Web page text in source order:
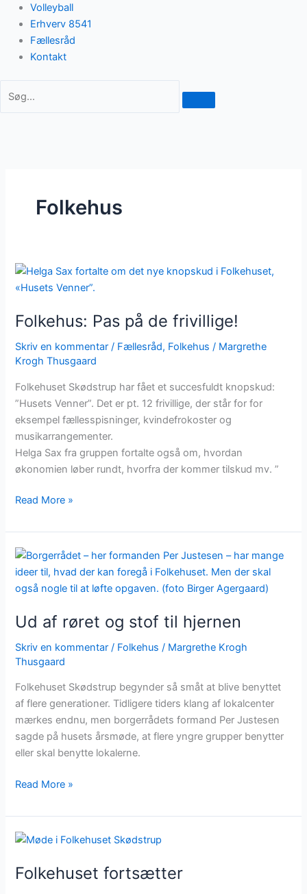
Volleyball
Erhverv 8541
Fællesråd
Kontakt
Folkehus
Folkehus: Pas på de frivillige!
Skriv en kommentar / Fællesråd, Folkehus / Margrethe
Krogh Thusgaard
Folkehuset Skødstrup har fået et succesfuldt knopskud:
”Husets Venner”. Det er pt. 12 frivillige, der står for for
eksempel fællesspisninger, kvindefrokoster og
musikarrangementer.
Helga Sax fra gruppen fortalte også om, hvordan
økonomien løber rundt, hvorfra der kommer tilskud mv. ”
Folkehus:
Pas
de
Read More »
Ud af røret og stof til hjernen
Skriv en kommentar / Folkehus / Margrethe Krogh
Thusgaard
Folkehuset Skødstrup begynder så småt at blive benyttet
af flere generationer. Tidligere tiders klang af lokalcenter
mærkes endnu, men borgerrådets formand Per Justesen
sagde på husets årsmøde, at flere yngre grupper benytter
eller skal benytte lokalerne.
Ud
af
røret
stof
hjernen
Read More »
Folkehuset fortsætter
Folkehuset